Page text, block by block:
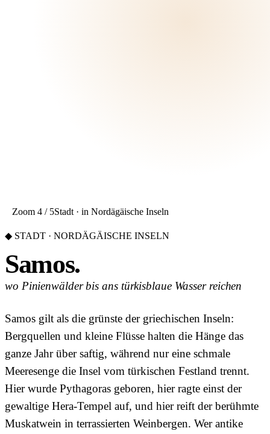
Zoom 4 / 5Stadt · in Nordägäische Inseln
◆ STADT · NORDÄGÄISCHE INSELN
Samos.
wo Pinienwälder bis ans türkisblaue Wasser reichen
Samos gilt als die grünste der griechischen Inseln:
Bergquellen und kleine Flüsse halten die Hänge das
ganze Jahr über saftig, während nur eine schmale
Meeresenge die Insel vom türkischen Festland trennt.
Hier wurde Pythagoras geboren, hier ragte einst der
gewaltige Hera-Tempel auf, und hier reift der berühmte
Muskatwein in terrassierten Weinbergen. Wer antike